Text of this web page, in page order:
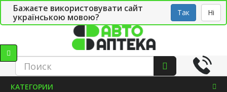
Бажаєте використовувати сайт
українською мовою?
Так Ні
СТО Укр
КАТЕГОРИИ